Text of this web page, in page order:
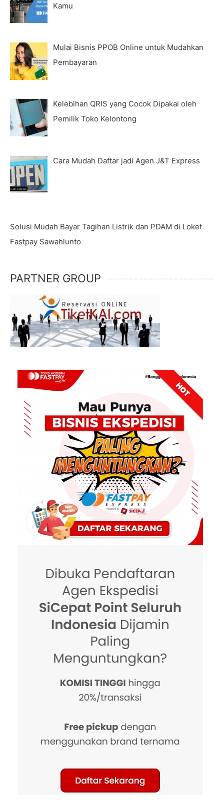
Kamu
Mulai Bisnis PPOB Online untuk Mudahkan
Pembayaran
Kelebihan QRIS yang Cocok Dipakai oleh
Pemilik Toko Kelontong
Cara Mudah Daftar jadi Agen J&T Express
Solusi Mudah Bayar Tagihan Listrik dan PDAM di Loket
Fastpay Sawahlunto
PARTNER GROUP